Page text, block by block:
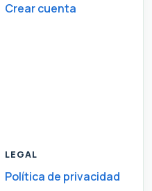
Crear cuenta
LEGAL
Política de privacidad